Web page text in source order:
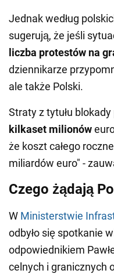
Jednak według
sugerują, że jeśli
liczba protestów na
dziennikarze
ale także Polski.
Straty z tytułu
kilkaset milionów
że koszt całego
miliardów euro" -
Czego żądają
W Ministerstwie
odbyło się spotkanie
odpowiednikiem
celnych i granicznych